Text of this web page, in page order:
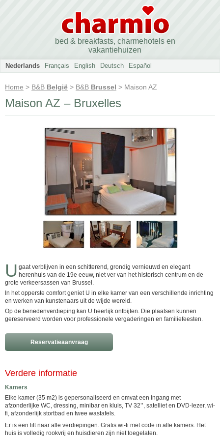
bed & breakfasts, charmehotels en
vakantiehuizen
Nederlands Français English Deutsch Español
Home > B&B België > B&B Brussel > Maison AZ
Maison AZ – Bruxelles
U gaat verblijven in een schitterend, grondig vernieuwd en elegant
herenhuis van de 19e eeuw, niet ver van het historisch centrum en de
grote verkeersassen van Brussel.
In het opperste comfort geniet U in elke kamer van een verschillende inrichting
en werken van kunstenaars uit de wijde wereld.
Op de benedenverdieping kan U heerlijk ontbijten. Die plaatsen kunnen
gereserveerd worden voor professionele vergaderingen en familiefeesten.
Reservatieaanvraag
Verdere informatie
Kamers
Elke kamer (35 m2) is gepersonaliseerd en omvat een ingang met
afzonderlijke WC, dressing, minibar en kluis, TV 32’’, satelliet en DVD-lezer, wi-
fi, afzonderlijk stortbad en twee wastafels.
Er is een lift naar alle verdiepingen. Gratis wi-fi met code in alle kamers. Het
huis is volledig rookvrij en huisdieren zijn niet toegelaten.